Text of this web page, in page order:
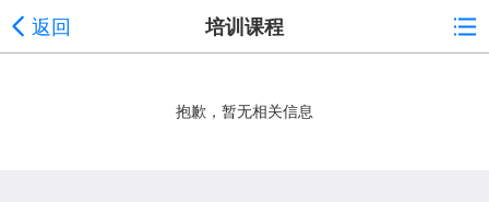
返回 培训课程
抱歉，暂无相关信息